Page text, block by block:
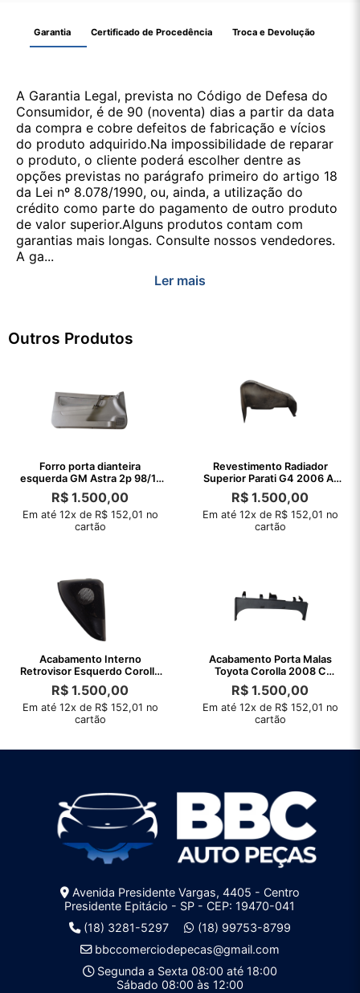
Garantia Certificado de Procedência Troca e Devolução
A Garantia Legal, prevista no Código de Defesa do
Consumidor, é de 90 (noventa) dias a partir da data
da compra e cobre defeitos de fabricação e vícios
do produto adquirido.Na impossibilidade de reparar
o produto, o cliente poderá escolher dentre as
opções previstas no parágrafo primeiro do artigo 18
da Lei nº 8.078/1990, ou, ainda, a utilização do
crédito como parte do pagamento de outro produto
de valor superior.Alguns produtos contam com
garantias mais longas. Consulte nossos vendedores.
A ga...
Ler mais
Outros Produtos
Forro porta dianteira
esquerda GM Astra 2p 98/11
C/detalhes
R$ 1.500,00
Em até 12x de R$ 152,01 no
cartão
Revestimento Radiador
Superior Parati G4 2006 A.
2002
R$ 1.500,00
Em até 12x de R$ 152,01 no
cartão
Acabamento Interno
Retrovisor Esquerdo Corolla
2003 A 2008
R$ 1.500,00
Em até 12x de R$ 152,01 no
cartão
Acabamento Porta Malas
Toyota Corolla 2008 C
Detalhe
R$ 1.500,00
Em até 12x de R$ 152,01 no
cartão
Avenida Presidente Vargas, 4405 - Centro
Presidente Epitácio - SP - CEP: 19470-041
(18) 3281-5297
(18) 99753-8799
bbccomerciodepecas@gmail.com
Segunda a Sexta 08:00 até 18:00
Sábado 08:00 às 12:00